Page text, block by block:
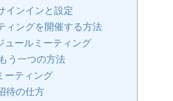
インインと設定
ィングを開催する方法
ュールミーティング
もう一つの方法
ーティング
待の仕方